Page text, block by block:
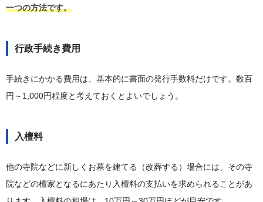
一つの方法です。
行政手続き費用
手続きにかかる費用は、基本的に書面の発行手数料だけです。数百
円～1,000円程度と考えておくとよいでしょう。
入檀料
他の寺院などに新しくお墓を建てる（改葬する）場合には、その寺
院などの檀家となるにあたり入檀料の支払いを求められることがあ